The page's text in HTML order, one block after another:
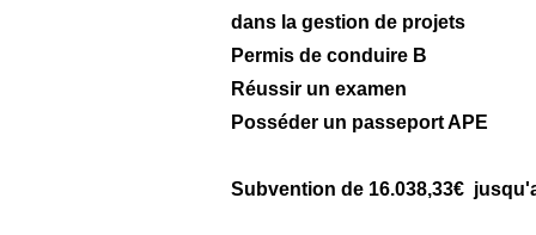
dans la gestion de projets
Permis de conduire B
Réussir un examen
Posséder un passeport APE
Subvention de 16.038,33€